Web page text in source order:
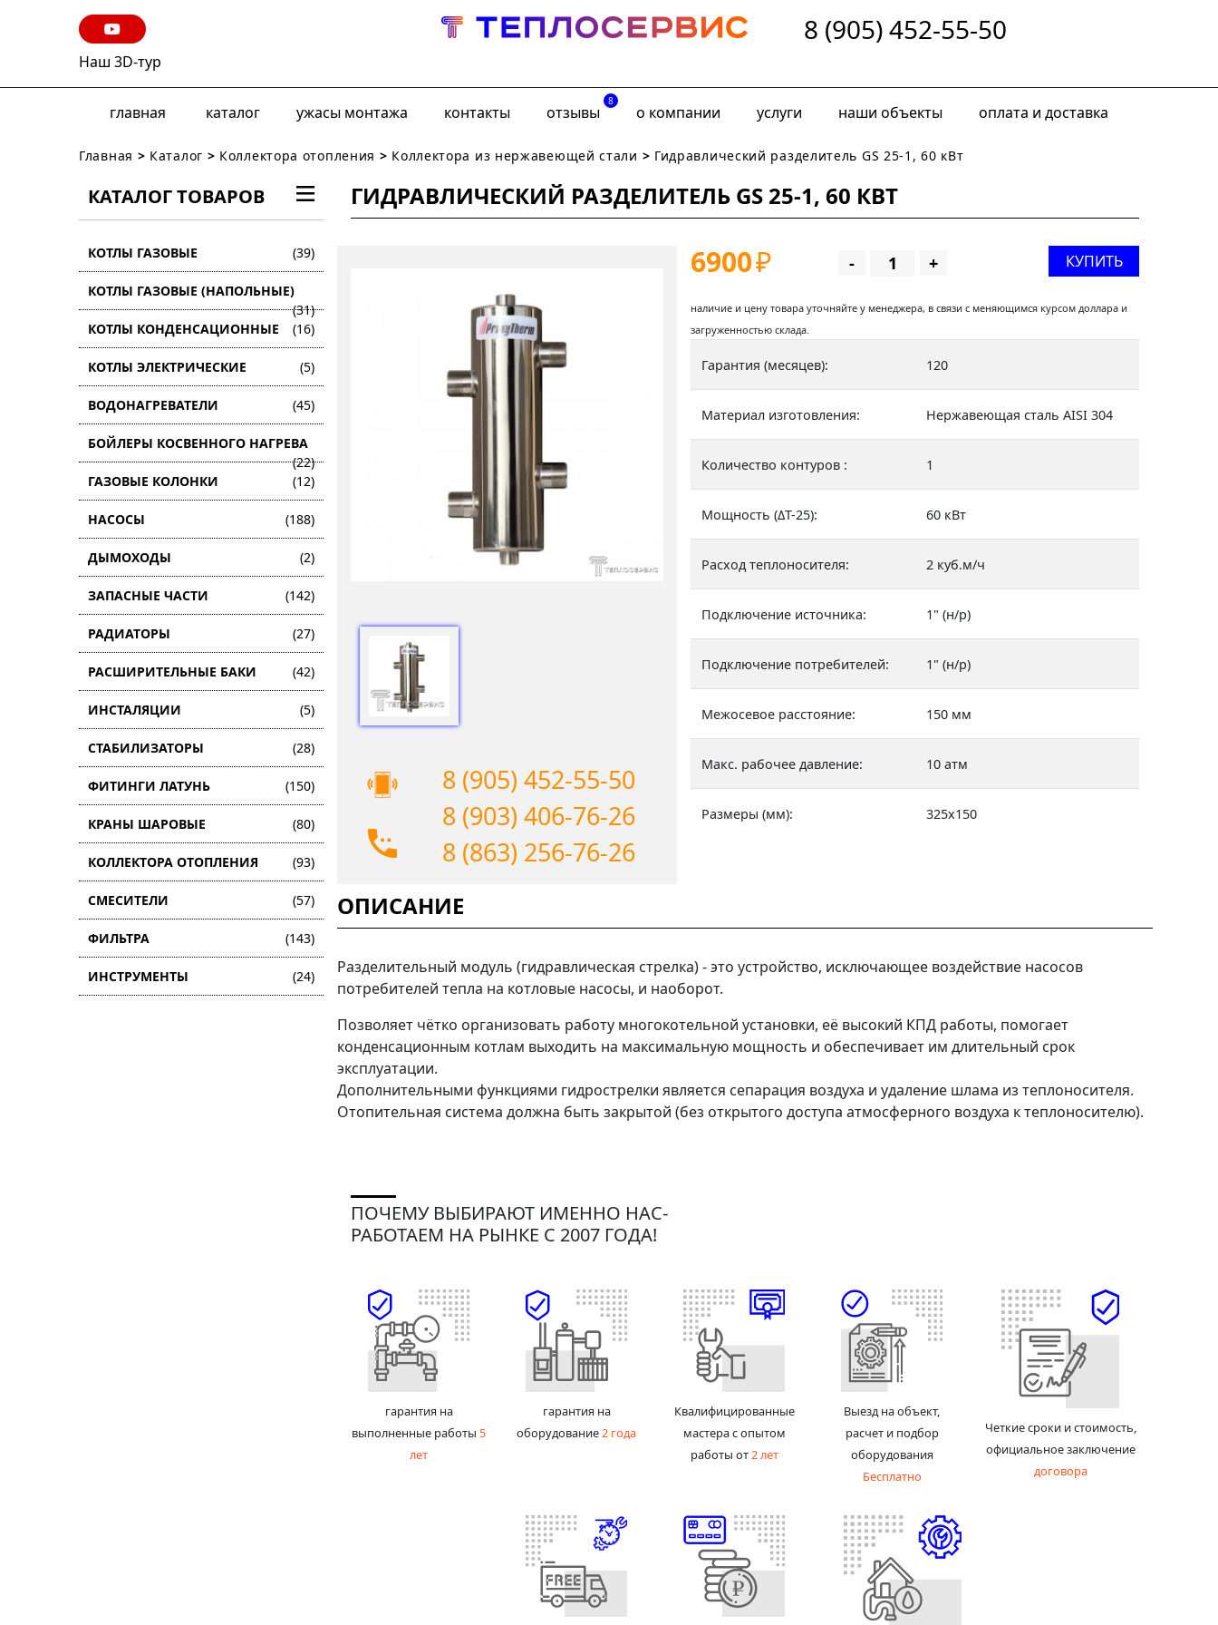
Наш 3D-тур
8 (905) 452-55-50
главная каталог ужасы монтажа контакты отзывы
8
о компании услуги наши объекты оплата и доставка
Главная > Каталог > Коллектора отопления > Коллектора из нержавеющей стали > Гидравлический разделитель GS 25-1, 60 кВт
КАТАЛОГ ТОВАРОВ
КОТЛЫ ГАЗОВЫЕ (39)
КОТЛЫ ГАЗОВЫЕ (НАПОЛЬНЫЕ)
(31)
КОТЛЫ КОНДЕНСАЦИОННЫЕ
(16)
КОТЛЫ ЭЛЕКТРИЧЕСКИЕ (5)
ВОДОНАГРЕВАТЕЛИ (45)
БОЙЛЕРЫ КОСВЕННОГО НАГРЕВА
(22)
ГАЗОВЫЕ КОЛОНКИ
(12)
НАСОСЫ (188)
ДЫМОХОДЫ (2)
ЗАПАСНЫЕ ЧАСТИ (142)
РАДИАТОРЫ (27)
РАСШИРИТЕЛЬНЫЕ БАКИ (42)
ИНСТАЛЯЦИИ (5)
СТАБИЛИЗАТОРЫ (28)
ФИТИНГИ ЛАТУНЬ (150)
КРАНЫ ШАРОВЫЕ (80)
КОЛЛЕКТОРА ОТОПЛЕНИЯ (93)
СМЕСИТЕЛИ (57)
ФИЛЬТРА (143)
ИНСТРУМЕНТЫ (24)
ГИДРАВЛИЧЕСКИЙ РАЗДЕЛИТЕЛЬ GS 25-1, 60 КВТ
8 (905) 452-55-50
8 (903) 406-76-26
8 (863) 256-76-26
6900₽ - + КУПИТЬ
наличие и цену товара уточняйте у менеджера, в связи с меняющимся курсом доллара и
загруженностью склада.
Гарантия (месяцев): 120
Материал изготовления: Нержавеющая сталь AISI 304
Количество контуров : 1
Мощность (ΔТ-25): 60 кВт
Расход теплоносителя: 2 куб.м/ч
Подключение источника: 1" (н/р)
Подключение потребителей: 1" (н/р)
Межосевое расстояние: 150 мм
Макс. рабочее давление: 10 атм
Размеры (мм): 325х150
ОПИСАНИЕ
Разделительный модуль (гидравлическая стрелка) - это устройство, исключающее воздействие насосов
потребителей тепла на котловые насосы, и наоборот.
Позволяет чётко организовать работу многокотельной установки, её высокий КПД работы, помогает
конденсационным котлам выходить на максимальную мощность и обеспечивает им длительный срок
эксплуатации.
Дополнительными функциями гидрострелки является сепарация воздуха и удаление шлама из теплоносителя.
Отопительная система должна быть закрытой (без открытого доступа атмосферного воздуха к теплоносителю).
ПОЧЕМУ ВЫБИРАЮТ ИМЕННО НАС-
РАБОТАЕМ НА РЫНКЕ С 2007 ГОДА!
гарантия на
выполненные работы 5
лет
гарантия на
оборудование 2 года
Квалифицированные
мастера с опытом
работы от 2 лет
Выезд на объект,
расчет и подбор
оборудования
Бесплатно
Четкие сроки и стоимость,
официальное заключение
договора